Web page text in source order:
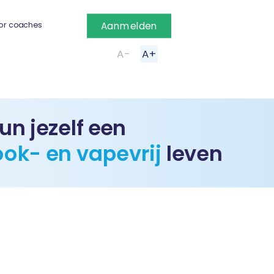
coaches Aanmelden
A- A+
jezelf een
en vapevrij leven